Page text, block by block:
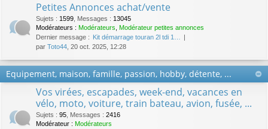
Petites Annonces achat/vente
Sujets : 1599 Messages : 13045
Modérateurs : Modérateurs
Modérateur petites annonces
Dernier message :
Kit démarrage touran 2l tdi 1…
par Toto44 , 20 oct. 2025, 12:28
Equipement, maison, famille, passion, hobby, détente, ...
Vos virées, escapades, week-end, vacances en
vélo, moto, voiture, train bateau, avion, fusée, ...
Sujets : 95 Messages : 2416
Modérateur : Modérateurs